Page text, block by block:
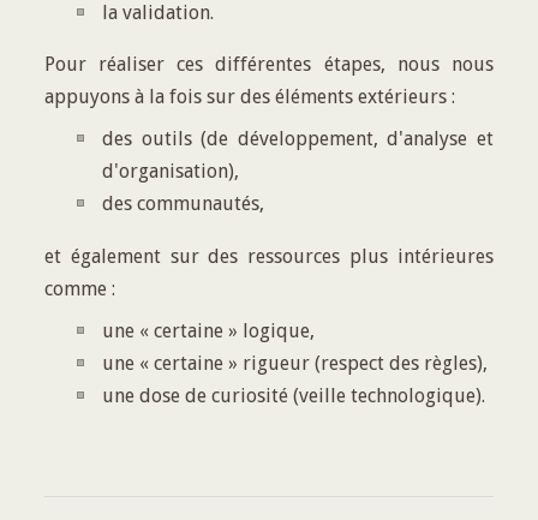
la validation.
Pour réaliser ces différentes étapes, nous nous
appuyons à la fois sur des éléments extérieurs :
des outils (de développement, d'analyse et
d'organisation),
des communautés,
et également sur des ressources plus intérieures
comme :
une « certaine » logique,
une « certaine » rigueur (respect des règles),
une dose de curiosité (veille technologique).